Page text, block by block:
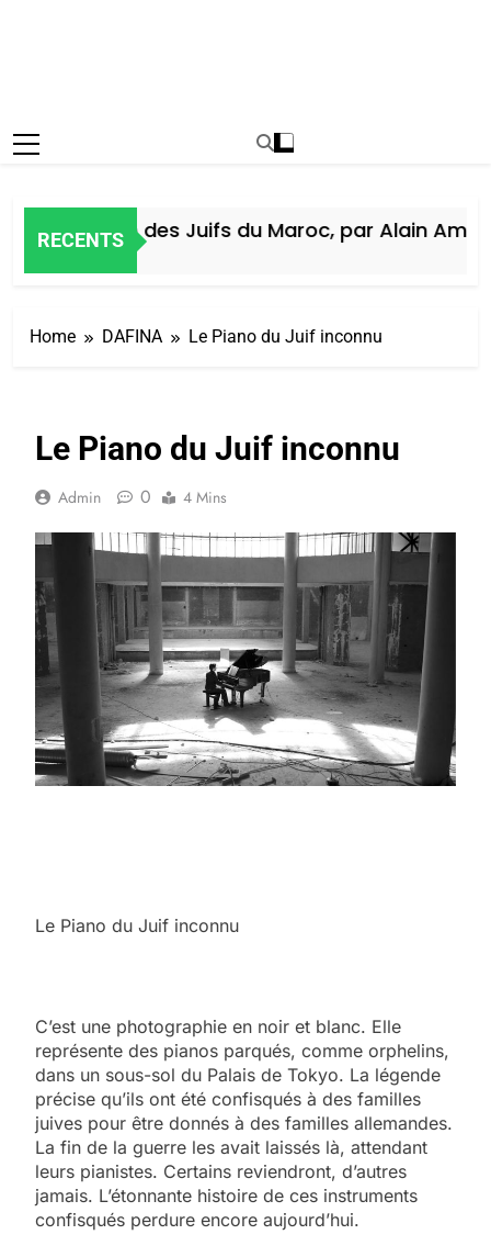
RECENTS
Histoire des Juifs du Maroc, par Alain Amiel
Home DAFINA Le Piano du Juif inconnu
Le Piano du Juif inconnu
Admin 0 4 Mins
Le Piano du Juif inconnu
C’est une photographie en noir et blanc. Elle
représente des pianos parqués, comme orphelins,
dans un sous-sol du Palais de Tokyo. La légende
précise qu’ils ont été confisqués à des familles
juives pour être donnés à des familles allemandes.
La fin de la guerre les avait laissés là, attendant
leurs pianistes. Certains reviendront, d’autres
jamais. L’étonnante histoire de ces instruments
confisqués perdure encore aujourd’hui.